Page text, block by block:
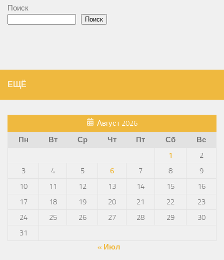
Поиск
Поиск
ЕЩЁ
Август 2026
Пн
Вт Ср Чт Пт Сб
Вс
1
2
3
4 5 6 7 8
9
10
11 12 13 14 15
16
17
18 19 20 21 22
23
24
25 26 27 28 29
30
31
« Июл